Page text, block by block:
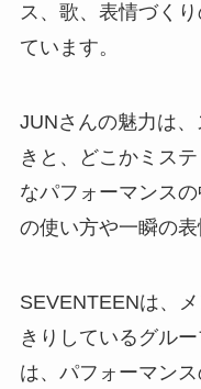
ス、歌、表情づく
ています。
JUNさんの魅力は
きと、どこかミス
なパフォーマンス
の使い方や一瞬の表
SEVENTEENは、
きりしているグル
は、パフォーマン